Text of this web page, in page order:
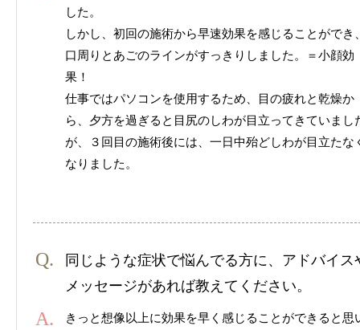
した。
しかし、初回の施術から早速効果を感じることができ
口周りとあごのラインがすっきりしました。＝小顔効
果！
仕事ではパソコンを使用するため、目の疲れと乾燥か
ら、夕方を過ぎると目尻のしわが目立ってきていまし
が、３回目の施術後には、一日中殆どしわが目立たな
なりました。
同じような症状で悩んでる方に、アドバイス
メッセージがあれば教えてください。
きっと想像以上に効果を早く感じることができると思